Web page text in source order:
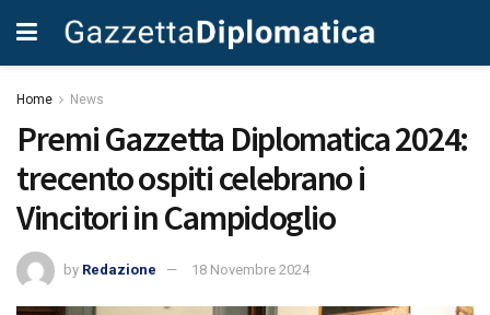
Home News
Premi Gazzetta Diplomatica 2024:
trecento ospiti celebrano i
Vincitori in Campidoglio
by Redazione 18 Novembre 2024